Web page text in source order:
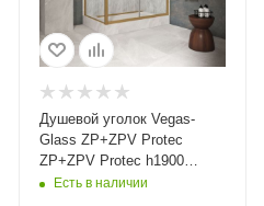
Душевой уголок Vegas-
Glass ZP+ZPV Protec
ZP+ZPV Protec h1900
130*75 03 crystalvision
Есть в наличии